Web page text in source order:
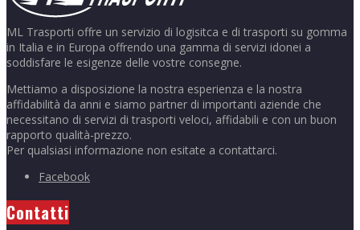
ML Trasporti offre un servizio di logisitca e di trasporti su gomma
in Italia e in Europa offrendo una gamma di servizi idonei a
soddisfare le esigenze delle vostre consegne.
Mettiamo a disposizione la nostra esperienza e la nostra
affidabilità da anni e siamo partner di importanti aziende che
necessitano di servizi di trasporti veloci, affidabili e con un buon
rapporto qualità-prezzo.
Per qualsiasi informazione non esitate a contattarci.
Facebook
Contatti